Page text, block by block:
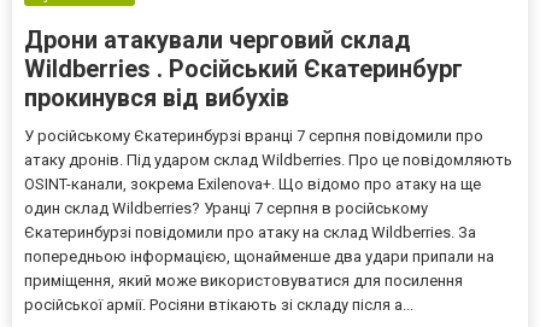
Дрони атакували черговий склад
Wildberries . Російський Єкатеринбург
прокинувся від вибухів
У російському Єкатеринбурзі вранці 7 серпня повідомили про
атаку дронів. Під ударом склад Wildberries. Про це повідомляють
OSINT-канали, зокрема Exilenova+. Що відомо про атаку на ще
один склад Wildberries? Уранці 7 серпня в російському
Єкатеринбурзі повідомили про атаку на склад Wildberries. За
попередньою інформацією, щонайменше два удари припали на
приміщення, який може використовуватися для посилення
російської армії. Росіяни втікають зі складу після а...